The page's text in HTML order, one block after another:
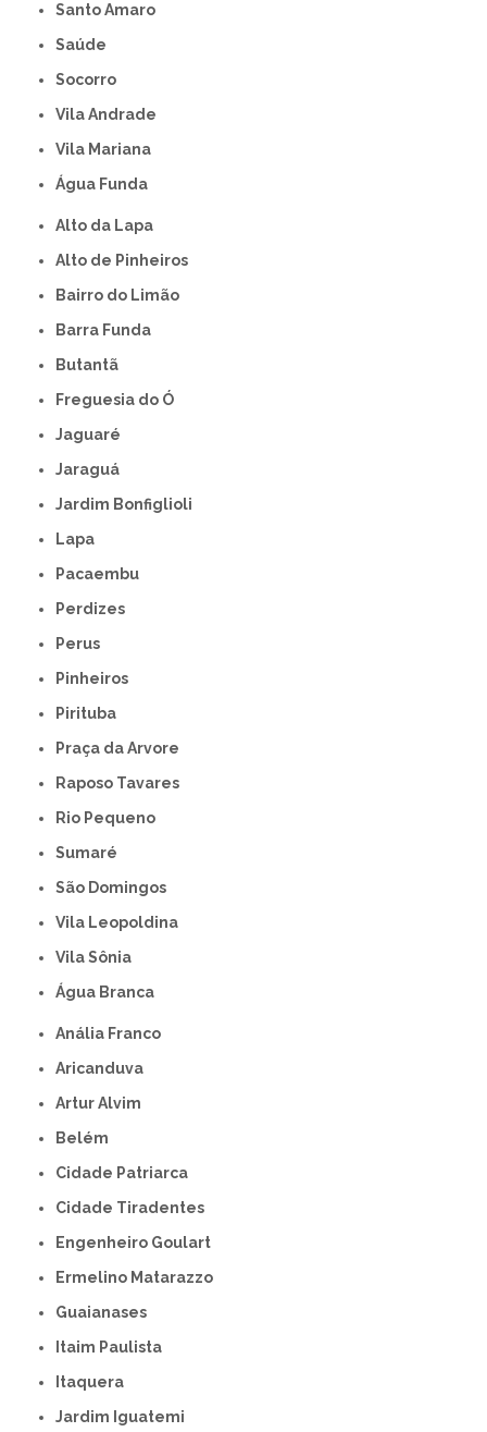
Santo Amaro
Saúde
Socorro
Vila Andrade
Vila Mariana
Água Funda
Alto da Lapa
Alto de Pinheiros
Bairro do Limão
Barra Funda
Butantã
Freguesia do Ó
Jaguaré
Jaraguá
Jardim Bonfiglioli
Lapa
Pacaembu
Perdizes
Perus
Pinheiros
Pirituba
Praça da Arvore
Raposo Tavares
Rio Pequeno
Sumaré
São Domingos
Vila Leopoldina
Vila Sônia
Água Branca
Anália Franco
Aricanduva
Artur Alvim
Belém
Cidade Patriarca
Cidade Tiradentes
Engenheiro Goulart
Ermelino Matarazzo
Guaianases
Itaim Paulista
Itaquera
Jardim Iguatemi